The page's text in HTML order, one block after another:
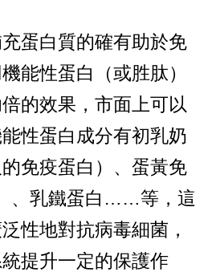
蛋白質的確有助於免
能性蛋白（或胜肽）
的效果，市面上可以
性蛋白成分有初乳奶
免疫蛋白）、蛋黃免
、乳鐵蛋白……等，這
性地對抗病毒細菌，
提升一定的保護作